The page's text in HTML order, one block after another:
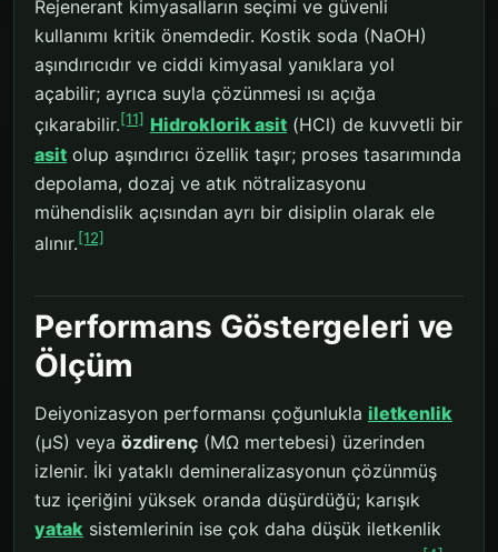
Rejenerant kimyasalların seçimi ve güvenli
kullanımı kritik önemdedir. Kostik soda (NaOH)
aşındırıcıdır ve ciddi kimyasal yanıklara yol
açabilir; ayrıca suyla çözünmesi ısı açığa
çıkarabilir.[11] Hidroklorik asit (HCl) de kuvvetli bir
asit olup aşındırıcı özellik taşır; proses tasarımında
depolama, dozaj ve atık nötralizasyonu
mühendislik açısından ayrı bir disiplin olarak ele
alınır.[12]
Performans Göstergeleri ve
Ölçüm
Deiyonizasyon performansı çoğunlukla iletkenlik
(µS) veya özdirenç (MΩ mertebesi) üzerinden
izlenir. İki yataklı demineralizasyonun çözünmüş
tuz içeriğini yüksek oranda düşürdüğü; karışık
yatak sistemlerinin ise çok daha düşük iletkenlik